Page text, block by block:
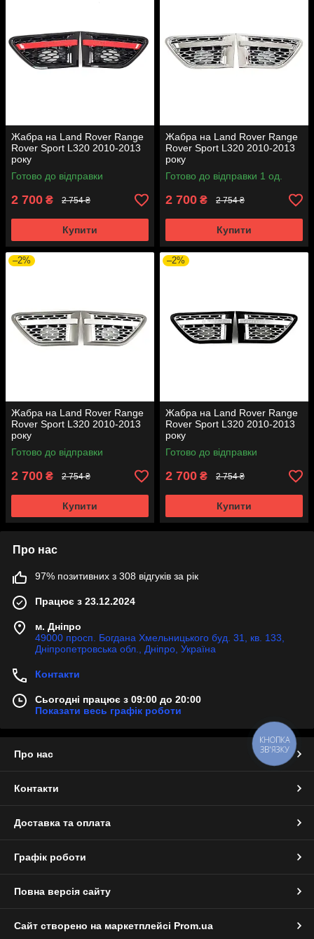
Жабра на Land Rover Range
Rover Sport L320 2010-2013
року
Готово до відправки
2 700 ₴ 2 754 ₴
Купити
Жабра на Land Rover Range
Rover Sport L320 2010-2013
року
Готово до відправки 1 од.
2 700 ₴ 2 754 ₴
Купити
–2%
Жабра на Land Rover Range
Rover Sport L320 2010-2013
року
Готово до відправки
2 700 ₴ 2 754 ₴
Купити
–2%
Жабра на Land Rover Range
Rover Sport L320 2010-2013
року
Готово до відправки
2 700 ₴ 2 754 ₴
Купити
Про нас
97% позитивних з 308 відгуків за рік
Працює з 23.12.2024
м. Дніпро
49000 просп. Богдана Хмельницького буд. 31, кв. 133,
Дніпропетровська обл., Дніпро, Україна
Контакти
Сьогодні працює з 09:00 до 20:00
Показати весь графік роботи
Про нас
Контакти
Доставка та оплата
Графік роботи
Повна версія сайту
Сайт створено на маркетплейсі Prom.ua
КНОПКА
ЗВ'ЯЗКУ